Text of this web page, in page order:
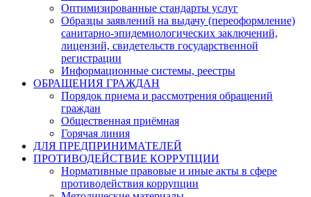
Оптимизированные стандарты услуг
Образцы заявлений на выдачу (переоформление)
санитарно-эпидемиологических заключений,
лицензий, свидетельств государственной
регистрации
Информационные системы, реестры
ОБРАЩЕНИЯ ГРАЖДАН
Порядок приема и рассмотрения обращений
граждан
Общественная приёмная
Горячая линия
ДЛЯ ПРЕДПРИНИМАТЕЛЕЙ
ПРОТИВОДЕЙСТВИЕ КОРРУПЦИИ
Нормативные правовые и иные акты в сфере
противодействия коррупции